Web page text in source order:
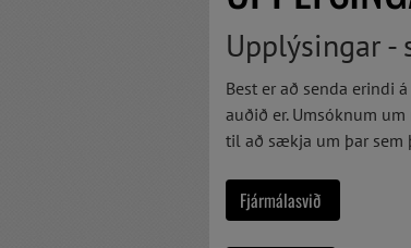
Upplýsingar -
Best er að senda erindi
auðið er. Umsóknum
til að sækja um þar sem
Fjármálasvið